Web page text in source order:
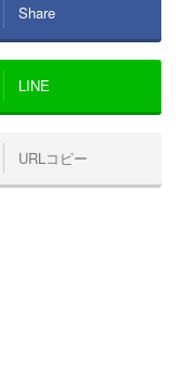
Share
LINE
URLコピー